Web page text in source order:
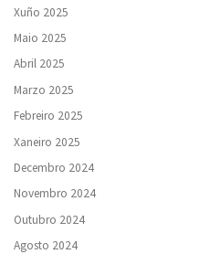
Xuño 2025
Maio 2025
Abril 2025
Marzo 2025
Febreiro 2025
Xaneiro 2025
Decembro 2024
Novembro 2024
Outubro 2024
Agosto 2024